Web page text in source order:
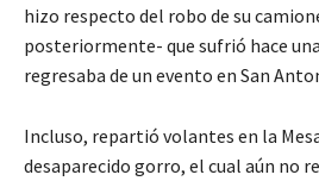
hizo respecto del robo de su
posteriormente- que sufrió hace
regresaba de un evento en San
Incluso, repartió volantes en la
desaparecido gorro, el cual aún no